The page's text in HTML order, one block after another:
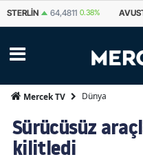
STERLIN 64,4811 0.38%
Mercek TV Dünya
Sürücüsüz
kilitledi